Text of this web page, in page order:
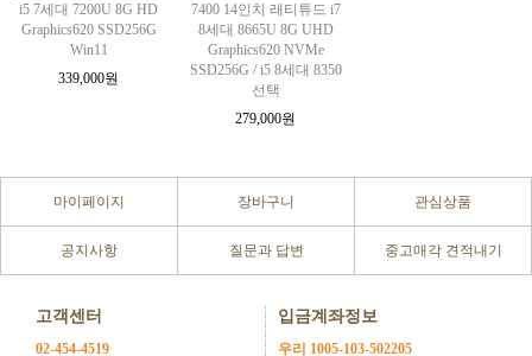
i5 7세대 7200U 8G HD
Graphics620 SSD256G
Win11
339,000원
7400 14인치 래티튜드 i7
8세대 8665U 8G UHD
Graphics620 NVMe
SSD256G / i5 8세대 8350
선택
279,000원
마이페이지 장바구니 관심상품
공지사항 질문과 답변 중고매각 견적내기
고객센터
02-454-4519
입금계좌정보
우리 1005-103-502205